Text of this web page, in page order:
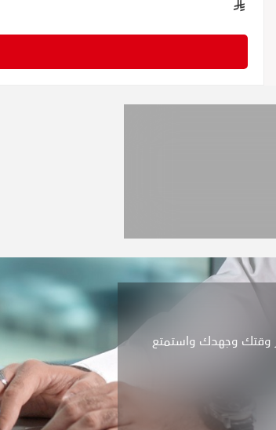
§
وقتك وجهدك واستمتع